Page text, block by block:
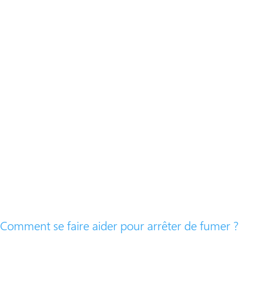
Comment se faire aider pour arrêter de fumer ?